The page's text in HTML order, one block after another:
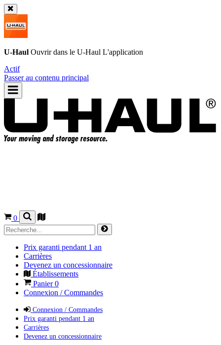
U-Haul Ouvrir dans le U-Haul L'application
Actif
Passer au contenu principal
0
Prix garanti pendant 1 an
Carrières
Devenez un concessionnaire
Établissements
Panier0
Connexion / Commandes
Connexion / Commandes
Prix garanti pendant 1 an
Carrières
Devenez un concessionnaire